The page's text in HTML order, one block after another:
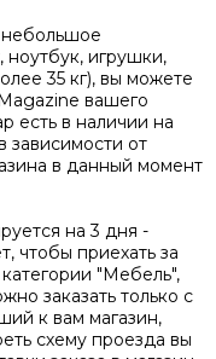
ноутбук, игрушки,
35 кг), вы можете
вашего
есть в наличии на
зависимости от
в данный момент
на 3 дня -
чтобы приехать за
"Мебель",
заказать только с
к вам магазин,
схему проезда вы